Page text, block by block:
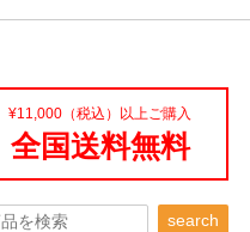
¥11,000（税込）以上ご購入
全国送料無料
search